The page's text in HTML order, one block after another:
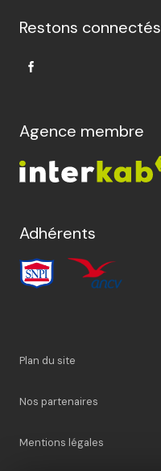
Restons connectés
Agence membre
Adhérents
Plan du site
Nos partenaires
Mentions légales